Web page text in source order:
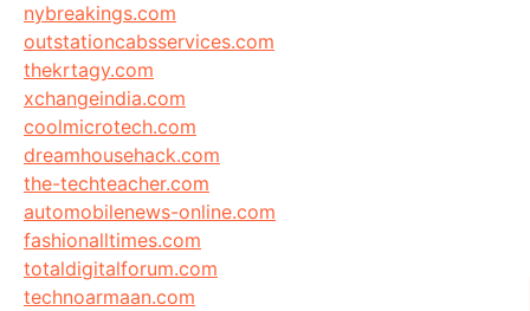
nybreakings.com
outstationcabsservices.com
thekrtagy.com
xchangeindia.com
coolmicrotech.com
dreamhousehack.com
the-techteacher.com
automobilenews-online.com
fashionalltimes.com
totaldigitalforum.com
technoarmaan.com